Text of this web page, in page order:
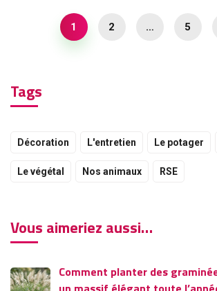
1 2 … 5
Tags
Décoration L'entretien Le potager
Le végétal Nos animaux RSE
Vous aimeriez aussi…
Comment planter des